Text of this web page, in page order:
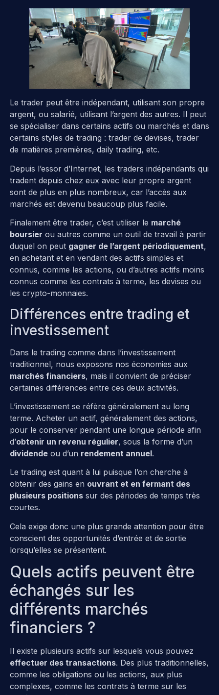
Le trader peut être indépendant, utilisant son propre
argent, ou salarié, utilisant l’argent des autres. Il peut
se spécialiser dans certains actifs ou marchés et dans
certains styles de trading : trader de devises, trader
de matières premières, daily trading, etc.
Depuis l’essor d’Internet, les traders indépendants qui
tradent depuis chez eux avec leur propre argent
sont de plus en plus nombreux, car l’accès aux
marchés est devenu beaucoup plus facile.
Finalement être trader, c’est utiliser le marché
boursier ou autres comme un outil de travail à partir
duquel on peut gagner de l’argent périodiquement,
en achetant et en vendant des actifs simples et
connus, comme les actions, ou d’autres actifs moins
connus comme les contrats à terme, les devises ou
les crypto-monnaies.
Différences entre trading et
investissement
Dans le trading comme dans l’investissement
traditionnel, nous exposons nos économies aux
marchés financiers, mais il convient de préciser
certaines différences entre ces deux activités.
L’investissement se réfère généralement au long
terme. Acheter un actif, généralement des actions,
pour le conserver pendant une longue période afin
d’obtenir un revenu régulier, sous la forme d’un
dividende ou d’un rendement annuel.
Le trading est quant à lui puisque l’on cherche à
obtenir des gains en ouvrant et en fermant des
plusieurs positions sur des périodes de temps très
courtes.
Cela exige donc une plus grande attention pour être
conscient des opportunités d’entrée et de sortie
lorsqu’elles se présentent.
Quels actifs peuvent être
échangés sur les
différents marchés
financiers ?
Il existe plusieurs actifs sur lesquels vous pouvez
effectuer des transactions. Des plus traditionnelles,
comme les obligations ou les actions, aux plus
complexes, comme les contrats à terme sur les